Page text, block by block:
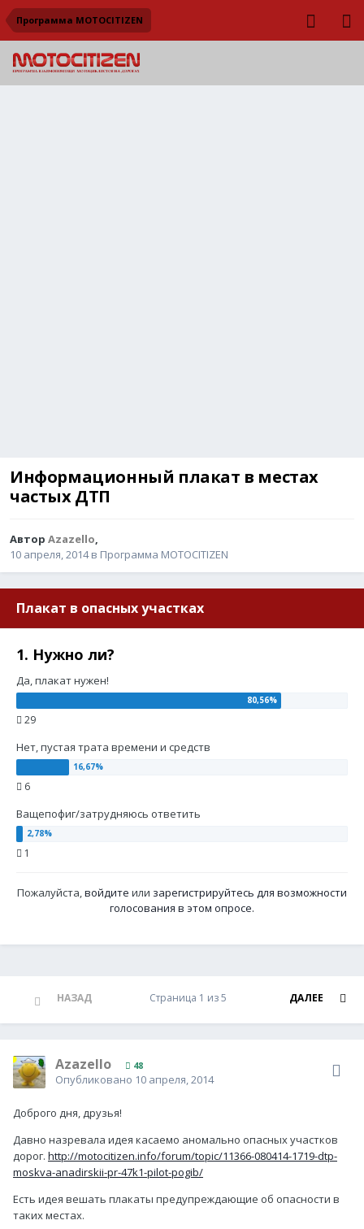
Программа MOTOCITIZEN
Информационный плакат в местах
частых ДТП
Автор Azazello,
10 апреля, 2014в Программа MOTOCITIZEN
Плакат в опасных участках
1. Нужно ли?
Да, плакат нужен!
29
Нет, пустая трата времени и средств
6
Ващепофиг/затрудняюсь ответить
1
Пожалуйста,войдите или зарегистрируйтесь для возможности
голосования в этом опросе.
НАЗАД ДАЛЕЕ
Страница 1 из 5
Azazello 48
Опубликовано 10 апреля, 2014
Доброго дня, друзья!
Давно назревала идея касаемо аномально опасных участков
дорог. http://motocitizen.info/forum/topic/11366-080414-1719-dtp-
moskva-anadirskii-pr-47k1-pilot-pogib/
Есть идея вешать плакаты предупреждающие об опасности в
таких местах.